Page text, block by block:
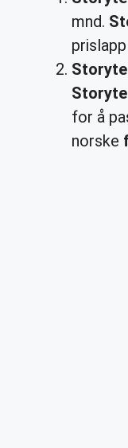
mnd.
for å
norske